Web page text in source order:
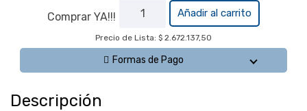
Comprar YA!!!
Pantalla
Profesional
Lg Pantalla
Uhd Alta
Visibilidad
Añadir al carrito
Precio de Lista: $ 2.672.137,50
Formas de Pago
Descripción